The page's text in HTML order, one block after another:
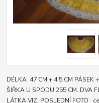
DÉLKA 47 CM + 4,5 CM PÁSEK
ŠIŘKA U SPODU 255 CM. DVA
LÁTKA VIZ. POSLEDNÍ FOTO